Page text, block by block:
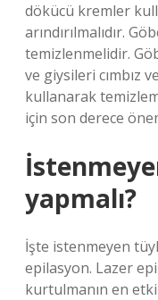
dökücü kremler
arındırılmalıdır.
temizlenmelidir.
ve giysileri cımbız
kullanarak
için son derece
yapmalı?
İşte istenmeyen
epilasyon. Lazer
kurtulmanın en